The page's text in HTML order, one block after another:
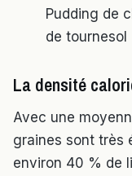
Pudding de
de tournesol
La densité
Avec une
graines sont très
environ 40 % de